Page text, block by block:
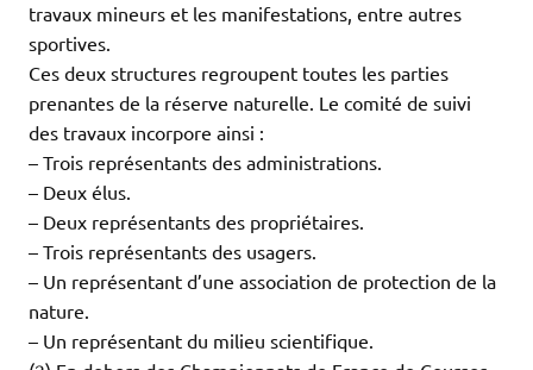
travaux mineurs et les manifestations, entre autres
sportives.
Ces deux structures regroupent toutes les parties
prenantes de la réserve naturelle. Le comité de suivi
des travaux incorpore ainsi :
– Trois représentants des administrations.
– Deux élus.
– Deux représentants des propriétaires.
– Trois représentants des usagers.
– Un représentant d’une association de protection de la
nature.
– Un représentant du milieu scientifique.